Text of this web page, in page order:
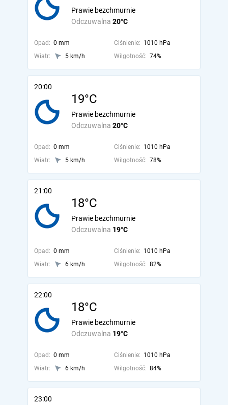
Odczuwalna 20°C
Prawie bezchmurnie
Opad: 0 mm Ciśnienie: 1010 hPa
Wiatr:
5 km/h Wilgotność: 74%
20:00
19°C
Odczuwalna 20°C
Prawie bezchmurnie
Opad: 0 mm Ciśnienie: 1010 hPa
Wiatr:
5 km/h Wilgotność: 78%
21:00
18°C
Odczuwalna 19°C
Prawie bezchmurnie
Opad: 0 mm Ciśnienie: 1010 hPa
Wiatr:
6 km/h Wilgotność: 82%
22:00
18°C
Odczuwalna 19°C
Prawie bezchmurnie
Opad: 0 mm Ciśnienie: 1010 hPa
Wiatr:
6 km/h Wilgotność: 84%
23:00